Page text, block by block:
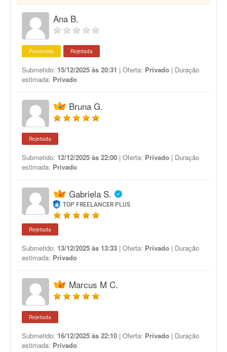
Ana B.
Promovida Rejeitada
Submetido: 15/12/2025 às 20:31 | Oferta: Privado | Duração
estimada: Privado
Bruna G.
Rejeitada
Submetido: 12/12/2025 às 22:00 | Oferta: Privado | Duração
estimada: Privado
Gabriela S.
TOP FREELANCER PLUS
Rejeitada
Submetido: 13/12/2025 às 13:33 | Oferta: Privado | Duração
estimada: Privado
Marcus M C.
Rejeitada
Submetido: 16/12/2025 às 22:10 | Oferta: Privado | Duração
estimada: Privado